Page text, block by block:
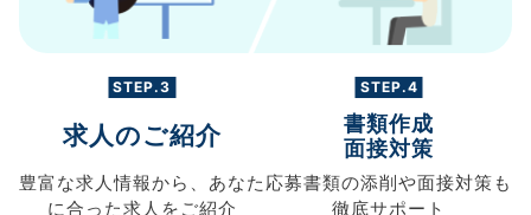
STEP.3
求人のご紹介
豊富な求人情報から、 あなた
に合った求人を ご紹介
STEP.4
書類作成
面接対策
応募書類の添削や面接対策も
徹底サポート